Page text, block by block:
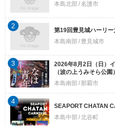
本島北部 名護市
第19回豊見城ハーリー
本島南部
豊見城市
2
2026年8月2日（日）
（波の上うみそら公園）
本島南部
那覇市
3
SEAPORT CHATAN
本島中部 北谷町
4